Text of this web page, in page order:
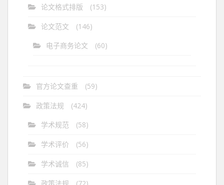
论文格式排版
(153)
论文范文
(146)
电子商务论文
(60)
官方论文查重 (59)
政策法规
(424)
学术规范
(58)
学术评价 (56)
学术诚信 (85)